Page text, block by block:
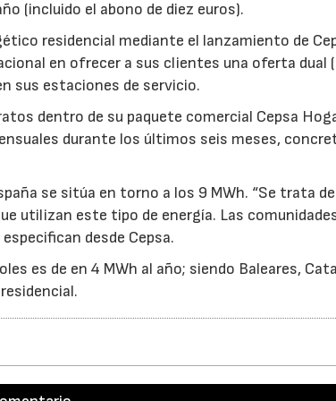
(incluido el abono de diez euros).
residencial mediante el lanzamiento de
en ofrecer a sus clientes una oferta dual
sus estaciones de servicio.
dentro de su paquete comercial Cepsa
durante los últimos seis meses,
se sitúa en torno a los 9 MWh. “Se trata
utilizan este tipo de energía. Las
desde Cepsa.
es de en 4 MWh al año; siendo Baleares,
30/07/2026